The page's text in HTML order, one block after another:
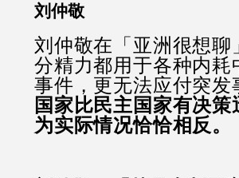
刘仲敬
刘仲敬在「亚洲很想
分精力都用于各种内
事件，更无法应付突发
国家比民主国家有决
为实际情况恰恰相反。